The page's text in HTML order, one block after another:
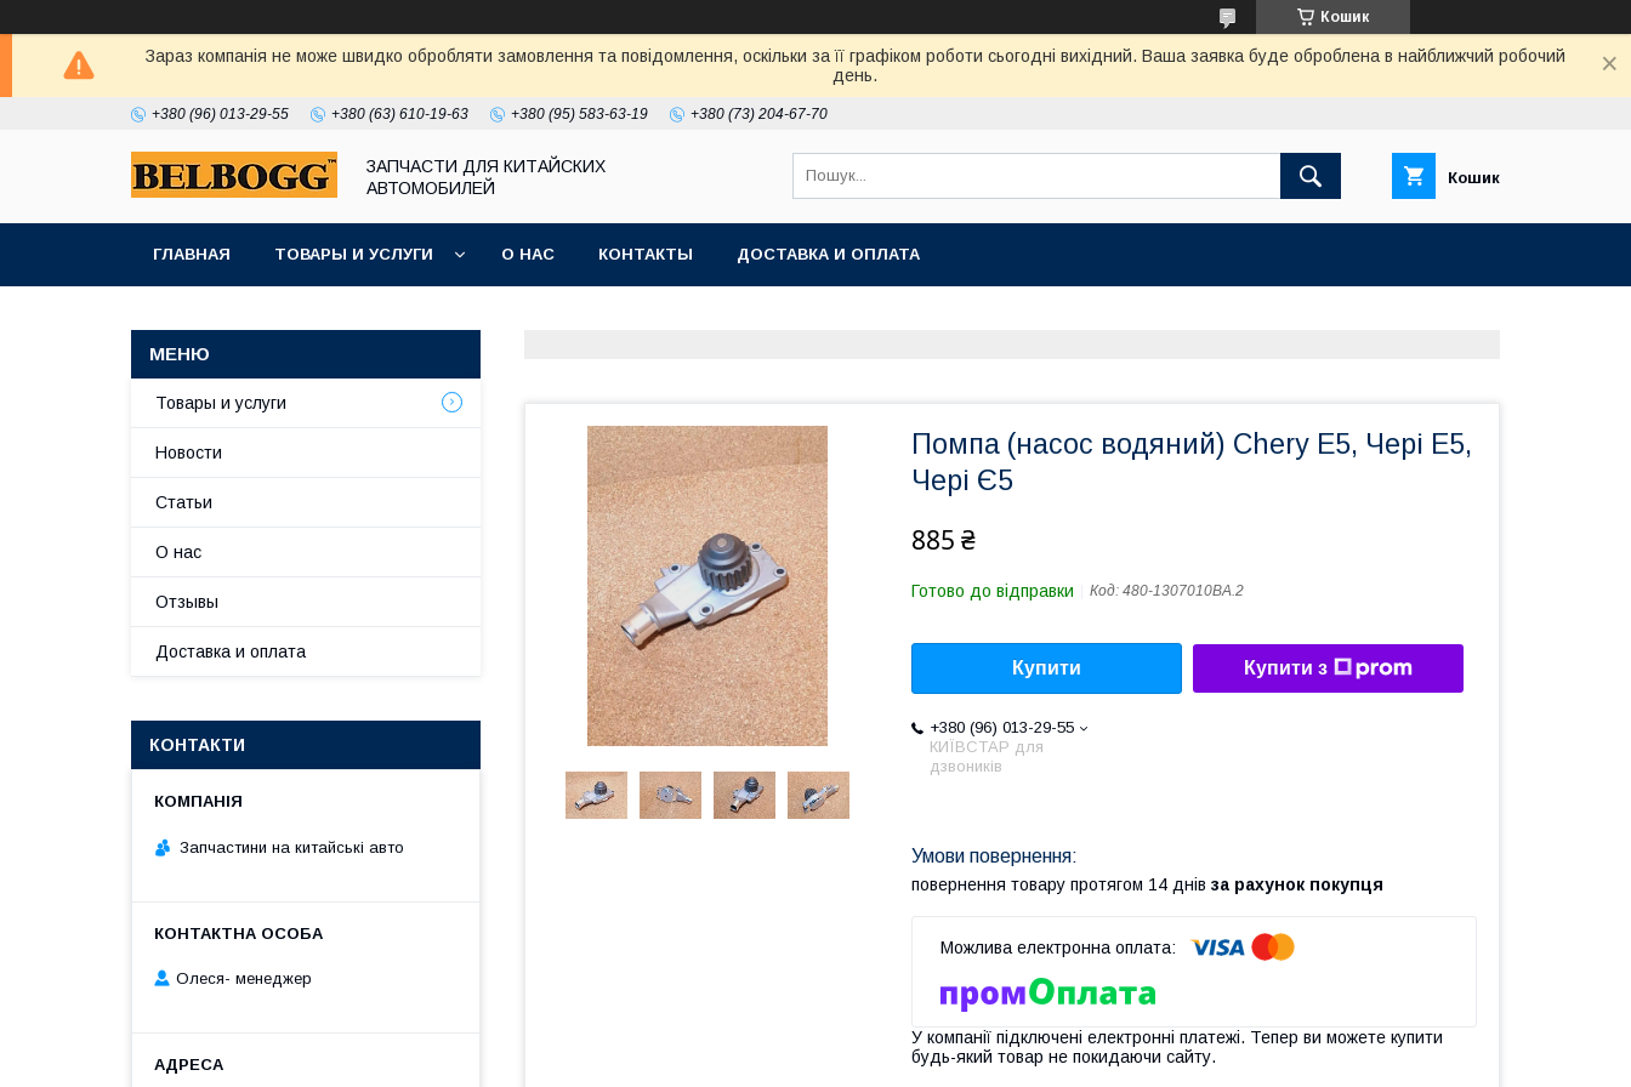
Кошик
Зараз компанія не може швидко обробляти замовлення та повідомлення, оскільки за її графіком роботи сьогодні вихідний. Ваша заявка буде оброблена в найближчий робочий
день.
+380 (96) 013-29-55 +380 (63) 610-19-63 +380 (95) 583-63-19 +380 (73) 204-67-70
ЗАПЧАСТИ ДЛЯ КИТАЙСКИХ
АВТОМОБИЛЕЙ
Кошик
ГЛАВНАЯ ТОВАРЫ И УСЛУГИ О НАС КОНТАКТЫ ДОСТАВКА И ОПЛАТА
Помпа (насос водяний) Chery E5, Чері Е5,
Чері Є5
885 ₴
Готово до відправки Код: 480-1307010BA.2
Купити Купити з
+380 (96) 013-29-55
КИЇВСТАР для
дзвоників
повернення товару протягом 14 днів за рахунок покупця
У компанії підключені електронні платежі. Тепер ви можете купити
будь-який товар не покидаючи сайту.
Товары и услуги
Новости
Статьи
О нас
Отзывы
Доставка и оплата
КОНТАКТИ
Запчастини на китайські авто
Олеся- менеджер